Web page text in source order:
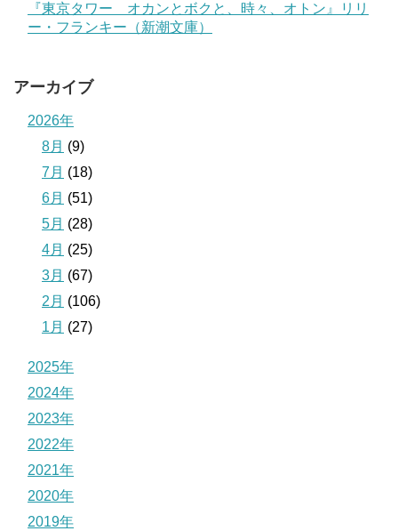
『東京タワー オカンとボクと、時々、オトン』リリ
ー・フランキー（新潮文庫）
アーカイブ
2026年
8月 (9)
7月 (18)
6月 (51)
5月 (28)
4月 (25)
3月 (67)
2月 (106)
1月 (27)
2025年
2024年
2023年
2022年
2021年
2020年
2019年